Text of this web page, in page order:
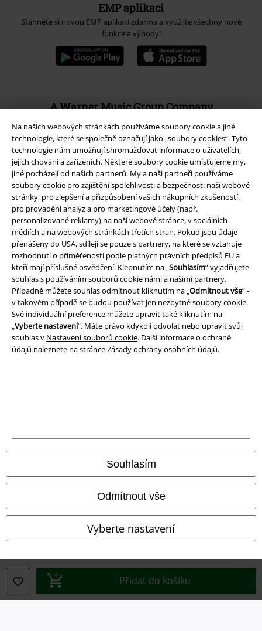
Na našich webových stránkách používáme soubory cookie a jiné
technologie, které se společně označují jako „soubory cookies“. Tyto
technologie nám umožňují shromažďovat informace o uživatelích,
jejich chování a zařízeních. Některé soubory cookie umísťujeme my,
jiné pocházejí od našich partnerů. My a naši partneři používáme
soubory cookie pro zajištění spolehlivosti a bezpečnosti naší webové
stránky, pro zlepšení a přizpůsobení vašich nákupních zkušeností,
pro provádění analýz a pro marketingové účely (např.
personalizované reklamy) na naší webové stránce, v sociálních
médiích a na webových stránkách třetích stran. Pokud jsou údaje
přenášeny do USA, sdílejí se pouze s partnery, na které se vztahuje
rozhodnutí o přiměřenosti podle platných právních předpisů EU a
kteří mají příslušné osvědčení. Klepnutím na „Souhlasím“ vyjadřujete
souhlas s používáním souborů cookie námi a našimi partnery.
Případně můžete souhlas odmítnout kliknutím na „Odmítnout vše“ -
v takovém případě se budou používat jen nezbytné soubory cookie.
Své individuální preference můžete upravit také kliknutím na
„Vyberte nastavení“. Máte právo kdykoli odvolat nebo upravit svůj
souhlas v Nastavení souborů cookie. Další informace o ochraně
údajů naleznete na stránceZásady ochrany osobních údajů.
Souhlasím
Odmítnout vše
Vyberte nastavení
Přidat do košíku
EMP aplikaci
Stáhněte si novou EMP aplikaci zdarma a využijte všechny nové
funkce a výhody!
A Warner Music Group Company
Právní informace
Podmínky
Prohlášení
Ochrana osobních údajů
Odstoupení od smlouvy
Všechny ceny jsou včetně DPH, bezpoštovného a balného
© 1986-2026 EMP Merchandising
Naše online obchody